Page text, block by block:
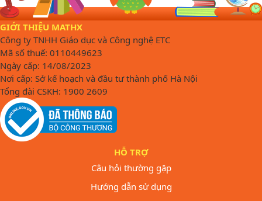
GIỚI THIỆU MATHX
Công ty TNHH Giáo dục và Công nghệ ETC
Mã số thuế: 0110449623
Ngày cấp: 14/08/2023
Nơi cấp: Sở kế hoạch và đầu tư thành phố Hà Nội
Tổng đài CSKH: 1900 2609
HỖ TRỢ
Câu hỏi thường gặp
Hướng dẫn sử dụng